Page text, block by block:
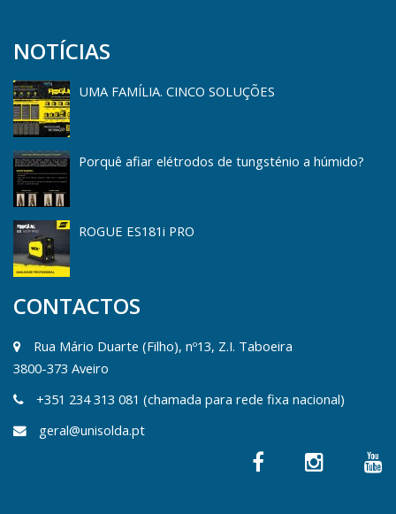
NOTÍCIAS
UMA FAMÍLIA. CINCO SOLUÇÕES
Porquê afiar elétrodos de tungsténio a húmido?
ROGUE ES181i PRO
CONTACTOS
Rua Mário Duarte (Filho), nº13, Z.I. Taboeira
3800-373 Aveiro
+351 234 313 081 (chamada para rede fixa nacional)
geral@unisolda.pt